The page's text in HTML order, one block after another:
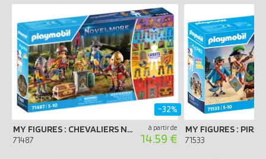
MY FIGURES : CHEVALIERS NOVELMORE
71487
à partir de
14.59 €
-32%
MY FIGURES :
71533